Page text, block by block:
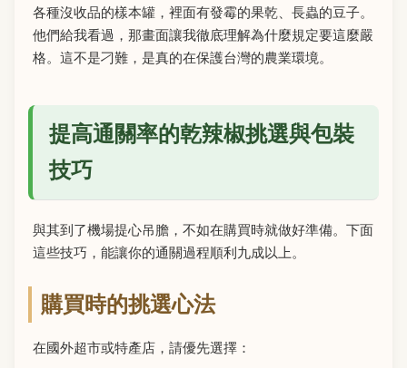
各種沒收品的樣本罐，裡面有發霉的果乾、長蟲的豆子。
他們給我看過，那畫面讓我徹底理解為什麼規定要這麼嚴
格。這不是刁難，是真的在保護台灣的農業環境。
提高通關率的乾辣椒挑選與包裝
技巧
與其到了機場提心吊膽，不如在購買時就做好準備。下面
這些技巧，能讓你的通關過程順利九成以上。
購買時的挑選心法
在國外超市或特產店，請優先選擇：